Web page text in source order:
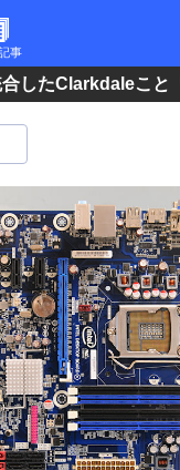
事
したClarkdaleこと